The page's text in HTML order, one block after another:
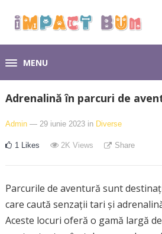
MENU
Adrenalină în parcuri de
Admin — 29 iunie 2023 in Diverse
1 Likes 2K Views Share
Parcurile de aventură sunt
care caută senzații tari și
Aceste locuri oferă o gamă largă